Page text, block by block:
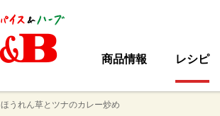
商品情報 レシピ
ほうれん草とツナのカレー炒め